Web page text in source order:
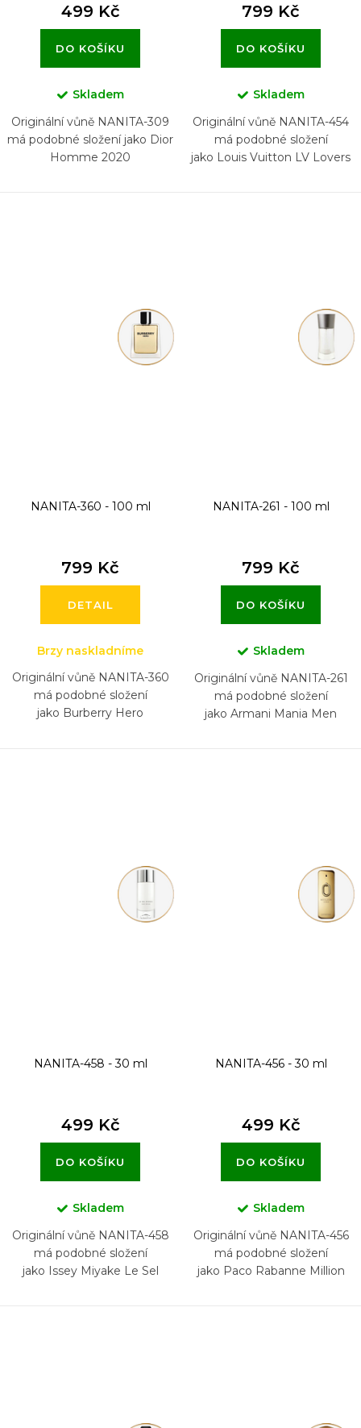
499 Kč
DO KOŠÍKU
Skladem
Originální vůně NANITA-309
má podobné složení jako Dior
Homme 2020
799 Kč
DO KOŠÍKU
Skladem
Originální vůně NANITA-454
má podobné složení
jako Louis Vuitton LV Lovers
NANITA-360 - 100 ml
799 Kč
DETAIL
Brzy naskladníme
Originální vůně NANITA-360
má podobné složení
jako Burberry Hero
NANITA-261 - 100 ml
799 Kč
DO KOŠÍKU
Skladem
Originální vůně NANITA-261
má podobné složení
jako Armani Mania Men
NANITA-458 - 30 ml
499 Kč
DO KOŠÍKU
Skladem
Originální vůně NANITA-458
má podobné složení
jako Issey Miyake Le Sel
NANITA-456 - 30 ml
499 Kč
DO KOŠÍKU
Skladem
Originální vůně NANITA-456
má podobné složení
jako Paco Rabanne Million